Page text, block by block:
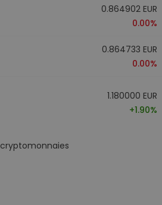
0.864902 EUR
0.00%
0.864733 EUR
0.00%
1.180000 EUR
+1.90%
cryptomonnaies